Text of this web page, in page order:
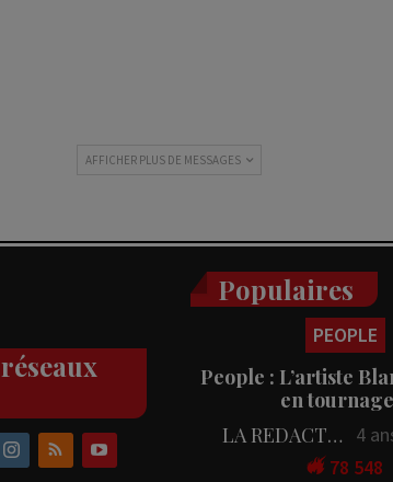
AFFICHER PLUS DE MESSAGES
Populaires
PEOPLE
People : L’artiste
en
LA REDACTION
4
78 548